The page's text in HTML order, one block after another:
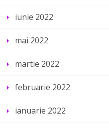
iunie 2022
mai 2022
martie 2022
februarie 2022
ianuarie 2022